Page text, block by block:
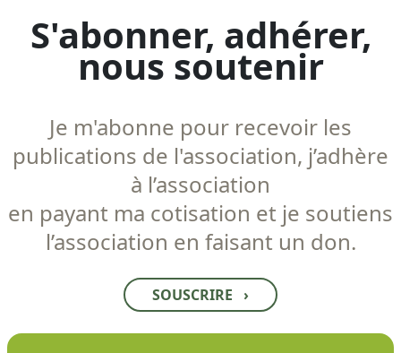
S'abonner, adhérer,
nous soutenir
Je m'abonne pour recevoir les
publications de l'association, j’adhère
à l’association
en payant ma cotisation et je soutiens
l’association en faisant un don.
SOUSCRIRE ›